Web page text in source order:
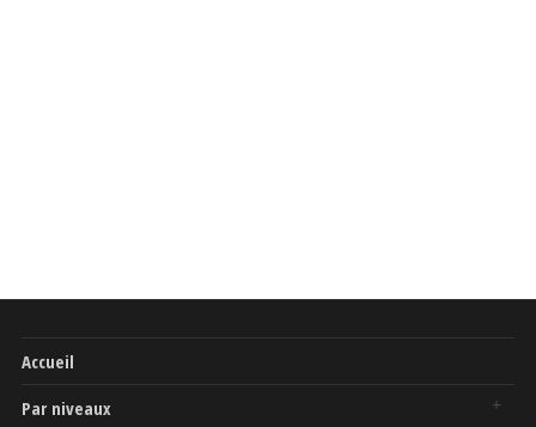
Accueil
Par niveaux